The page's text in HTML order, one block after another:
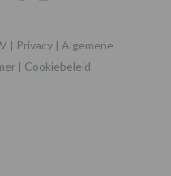
| Privacy | Algemene
| Cookiebeleid